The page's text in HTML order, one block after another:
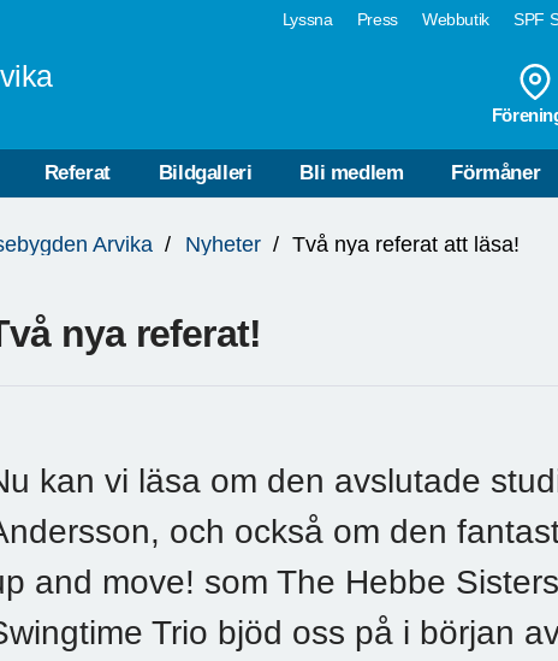
Lyssna Press Webbutik SPF
Referat Bildgalleri Bli medlem Förmåner
Arvika Nyheter Två nya referat att läsa!
nya referat!
kan vi läsa om den avslutade
och också om den
and move! som The Hebbe
Trio bjöd oss på i början